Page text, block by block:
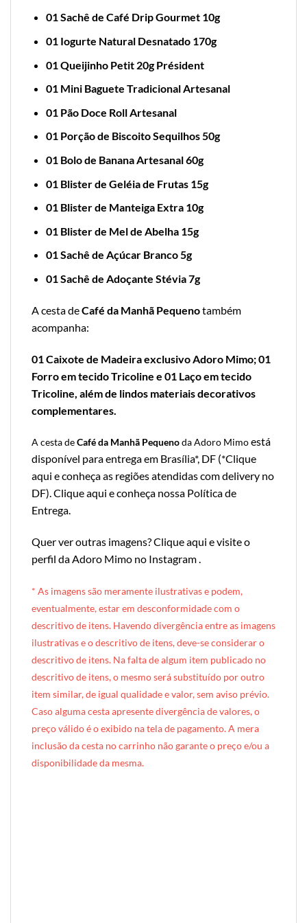
01 Sachê de Café Drip Gourmet 10g
01 Iogurte Natural Desnatado 170g
01 Queijinho Petit 20g Président
01 Mini Baguete Tradicional Artesanal
01 Pão Doce Roll Artesanal
01 Porção de Biscoito Sequilhos 50g
01 Bolo de Banana Artesanal 60g
01 Blister de Geléia de Frutas 15g
01 Blister de Manteiga Extra 10g
01 Blister de Mel de Abelha 15g
01 Sachê de Açúcar Branco 5g
01 Sachê de Adoçante Stévia 7g
A cesta deCafé da Manhã Pequenotambém
acompanha:
01 Caixote de Madeira exclusivo Adoro Mimo; 01
Forro em tecido Tricoline e 01 Laço em tecido
Tricoline, além de lindos materiais decorativos
complementares.
A cesta deCafé da Manhã Pequenoda Adoro Mimoestá
disponível para entrega em Brasília*, DF (*Clique
aqui e conheça as regiões atendidas com delivery no
DF).Clique aqui e conheça nossa Política de
Entrega.
Quer ver outras imagens?Clique aqui e visite o
perfil da Adoro Mimo no Instagram.
* As imagens são meramente ilustrativas e podem,
eventualmente, estar em desconformidade com o
descritivo de itens. Havendo divergência entre as imagens
ilustrativas e o descritivo de itens, deve-se considerar o
descritivo de itens. Na falta de algum item publicado no
descritivo de itens, o mesmo será substituído por outro
item similar, de igual qualidade e valor, sem aviso prévio.
Caso alguma cesta apresente divergência de valores, o
preço válido é o exibido na tela de pagamento. A mera
inclusão da cesta no carrinho não garante o preço e/ou a
disponibilidade da mesma.